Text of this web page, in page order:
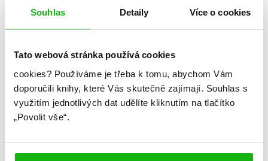
Souhlas Detaily Více o cookies
Tato webová stránka používá cookies
cookies? Používáme je třeba k tomu, abychom Vám
doporučili knihy, které Vás skutečně zajímají. Souhlas s
využitím jednotlivých dat udělíte kliknutím na tlačítko
„Povolit vše“.
Formát 215x285 mm
Jazyk čeština
Řady Tlapková patrola
Původní název PAW Patrol - Annual 2024
Překladatel Lucie Jiránková